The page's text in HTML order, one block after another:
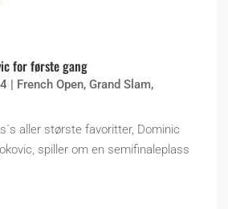
for første gang
| French Open, Grand Slam,
aller største favoritter, Dominic
spiller om en semifinaleplass